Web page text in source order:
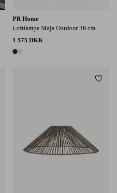
PR Home
Loftlampe Maja Outdoor 36 cm
1 575 DKK
2 farver
til favoritter